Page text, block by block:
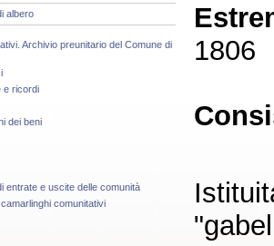
albero
Archivio preunitario del Comune di
e ricordi
dei beni
entrate e uscite delle comunità
comunitativi
1806